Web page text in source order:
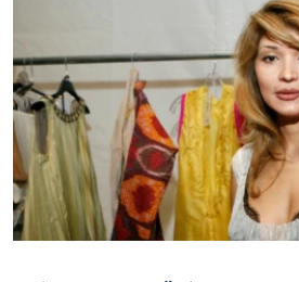
Озодлик бошқа тилларда